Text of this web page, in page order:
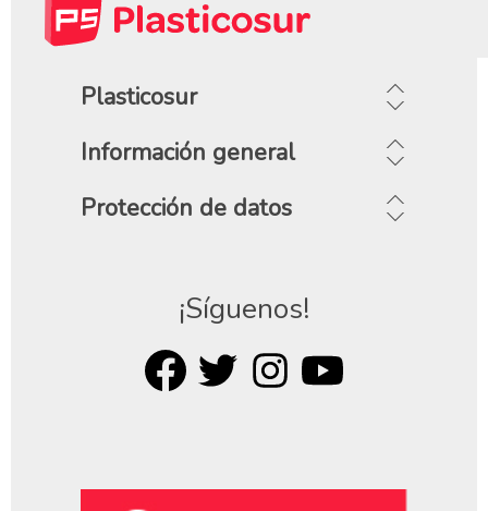
Plasticosur
Información general
Protección de datos
¡Síguenos!